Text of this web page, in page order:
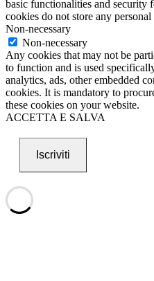
basic functionalities and security
cookies do not store any
Non-necessary
Non-necessary
Any cookies that may not be
to function and is used
analytics, ads, other embedded
cookies. It is mandatory to
these cookies on your website.
ACCETTA E SALVA
Iscriviti